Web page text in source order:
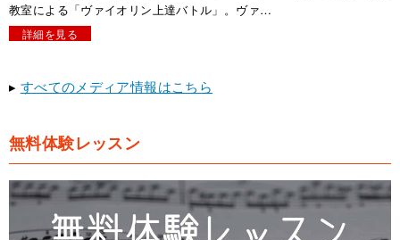
教室による「ヴァイオリン上達バトル」。ヴァ…
詳細を見る
▸ すべてのメディア情報はこちら
無料体験レッスン